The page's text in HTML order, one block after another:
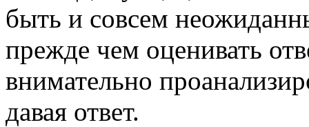
быть и совсем
прежде чем оценивать
внимательно
давая ответ.